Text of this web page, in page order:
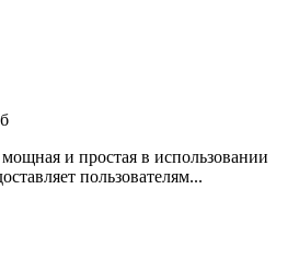
и простая в использовании
пользователям...